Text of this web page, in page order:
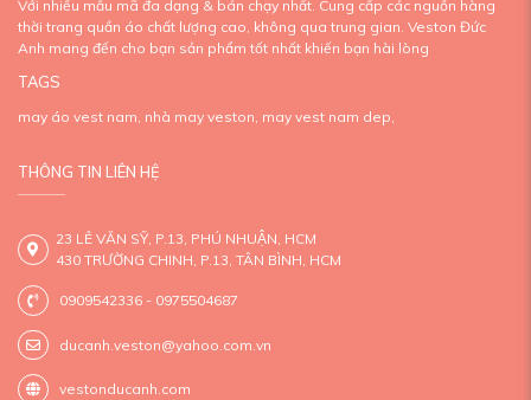
Với nhiều mẫu mã đa dạng & bán chạy nhất. Cung cấp các nguồn hàng
thời trang quần áo chất lượng cao, không qua trung gian. Veston Đức
Anh mang đến cho bạn sản phẩm tốt nhất khiến bạn hài lòng
TAGS
may áo vest nam, nhà may veston, may vest nam dep,
THÔNG TIN LIÊN HỆ
23 LÊ VĂN SỸ, P.13, PHÚ NHUẬN, HCM
430 TRƯỜNG CHINH, P.13, TÂN BÌNH, HCM
0909542336 - 0975504687
ducanh.veston@yahoo.com.vn
vestonducanh.com